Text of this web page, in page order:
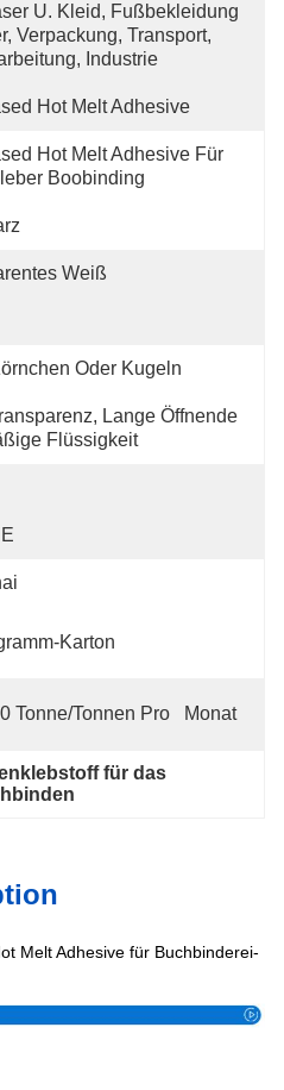
U. Kleid, Fußbekleidung
Verpackung, Transport,
Industrie
Hot Melt Adhesive
Hot Melt Adhesive Für
Boobinding
Weiß
Oder Kugeln
Lange Öffnende
Flüssigkeit
Karton
Tonne/Tonnen Pro   Monat
für das
Melt Adhesive für Buchbinderei-